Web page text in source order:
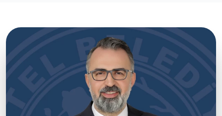
Türkülerle Buluşma Noktası: Kestel Türk
Halk Müziği Korosu
3 ay önce
Bazen bir ezgi, kelimelerden daha fazlasını
anlatır.